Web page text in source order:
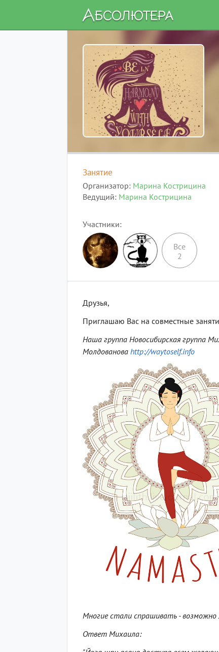
Занятие
Организатор Марина Кострицина
Ведущий Марина Кострицина
Участники
Все
2
Друзья,
Приглашаю Вас на совместные
Наша группа Новосибирская группа
Молдованова http://waytoself.info
Многие стали спрашивать - возможно
Ответ Михаила: